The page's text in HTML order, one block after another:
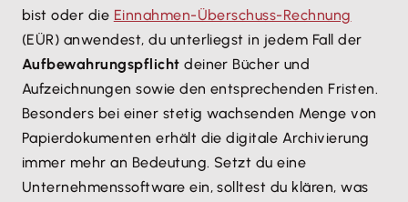
bist oder die Einnahmen-Überschuss-Rechnung
(EÜR) anwendest, du unterliegst in jedem Fall der
Aufbewahrungspflicht deiner Bücher und
Aufzeichnungen sowie den entsprechenden Fristen.
Besonders bei einer stetig wachsenden Menge von
Papierdokumenten erhält die digitale Archivierung
immer mehr an Bedeutung. Setzt du eine
Unternehmenssoftware ein, solltest du klären, was